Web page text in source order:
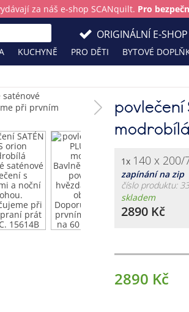
za náš e-shop SCANquilt. Pro
KUCHYNĚ PRO DĚTI BYTOVÉ
ORIGINÁLNÍ E-SHOP
povlečení
modrobílá
1x 140 x 200/
zapínání na zip
číslo produktu:
skladem
2890 Kč
2890 Kč